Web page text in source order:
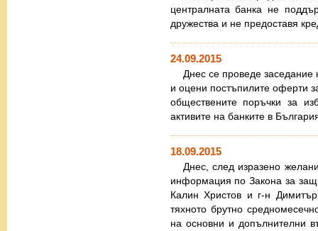
централната банка не
дружества и не предоставя
24.09.2015
Днес се проведе заседание
и оцени постъпилите оферти
обществените поръчки за
активите на банките в
18.09.2015
Днес, след изразено
информация по Закона за
Калин Христов и г-н
тяхното брутно
на основни и допълнителни